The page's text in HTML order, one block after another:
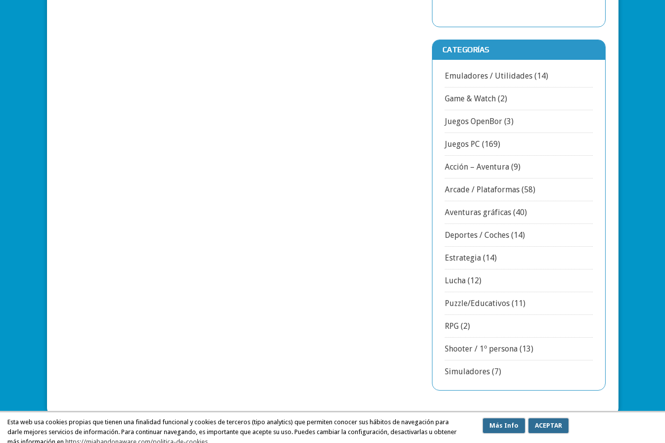
CATEGORÍAS
Emuladores / Utilidades(14)
Game & Watch(2)
Juegos OpenBor(3)
Juegos PC (169)
Acción – Aventura(9)
Arcade / Plataformas(58)
Aventuras gráficas(40)
Deportes / Coches(14)
Estrategia(14)
Lucha(12)
Puzzle/Educativos(11)
RPG(2)
Shooter / 1º persona(13)
Simuladores(7)
Esta web usa cookies propias que tienen una finalidad funcional y cookies de terceros (tipo analytics) que permiten conocer sus hábitos de navegación para
darle mejores servicios de información. Para continuar navegando, es importante que acepte su uso. Puedes cambiar la configuración, desactivarlas u obtener
Más Info ACEPTAR